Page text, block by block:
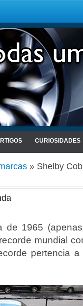
CURIOSIDADES
» Shelby
de 1965
mundial
pertencia a